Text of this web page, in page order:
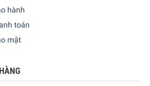
đang được bày bán tại
điện trực tiếp vào Hotline:
hành
toán
mật